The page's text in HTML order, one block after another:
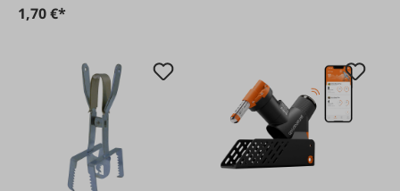
1,70 €*